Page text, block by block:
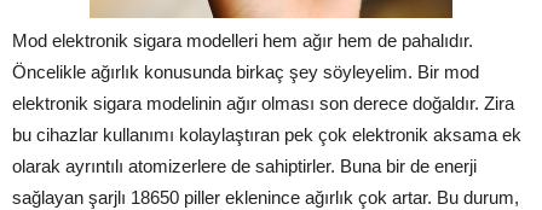
Mod elektronik sigara modelleri hem ağır hem de pahalıdır.
Öncelikle ağırlık konusunda birkaç şey söyleyelim. Bir mod
elektronik sigara modelinin ağır olması son derece doğaldır. Zira
bu cihazlar kullanımı kolaylaştıran pek çok elektronik aksama ek
olarak ayrıntılı atomizerlere de sahiptirler. Buna bir de enerji
sağlayan şarjlı 18650 piller eklenince ağırlık çok artar. Bu durum,